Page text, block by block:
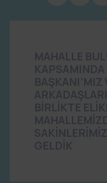
MAHALLE
KAPSAMINDA
BAŞKANI’MIZ
BİRLİKTE
GELDİK